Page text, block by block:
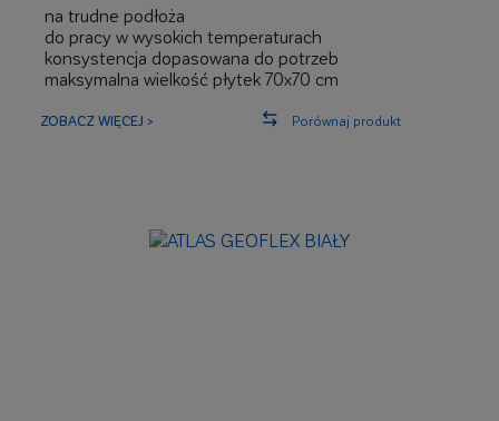
na trudne podłoża
do pracy w wysokich temperaturach
konsystencja dopasowana do potrzeb
maksymalna wielkość płytek 70x70 cm
ZOBACZ WIĘCEJ > Porównaj produkt